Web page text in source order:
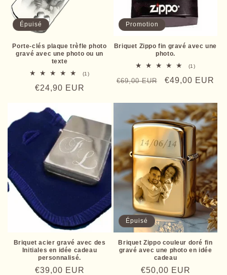
Épuisé
Porte-clés plaque trèfle photo
gravé avec une photo ou un
texte
(1)1
Prix
€24,90 EUR
Promotion
Briquet Zippo fin gravé avec une
photo.
(1)1
des
Prix
€69,00 EUR
Prix
€49,00 EUR
Briquet acier gravé avec des
Initiales en idée cadeau
personnalisé.
Prix
€39,00 EUR
Épuisé
Briquet Zippo couleur doré fin
gravé avec une photo en idée
cadeau
Prix
€50,00 EUR